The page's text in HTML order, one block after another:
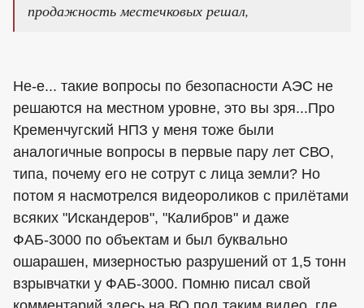
продажность местечковых решал,
Не-е... такие вопросы по безопасности АЭС не
решаются на местном уровне, это вы зря...Про
Кременчугский НПЗ у меня тоже были
аналогичные вопросы в первые пару лет СВО,
типа, почему его не сотрут с лица земли? Но
потом я насмотрелся видеороликов с прилётами
всяких "Искандеров", "Калибров" и даже
ФАБ-3000 по объектам и был буквально
ошарашен, мизерностью разрушений от 1,5 тонн
взрывчатки у ФАБ-3000. Помню писал свой